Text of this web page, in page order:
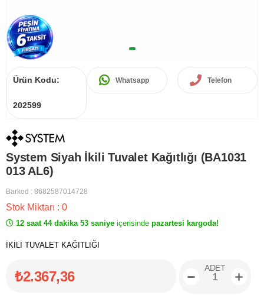
Ürün Kodu:
202599
Whatsapp Telefon
System Siyah İkili Tuvalet Kağıtlığı (BA1031
013 AL6)
Barkod : 8682587014728
Stok Miktarı : 0
12 saat 44 dakika 53 saniye içerisinde pazartesi kargoda!
İKİLİ TUVALET KAĞITLIĞI
₺2.367,36
ADET